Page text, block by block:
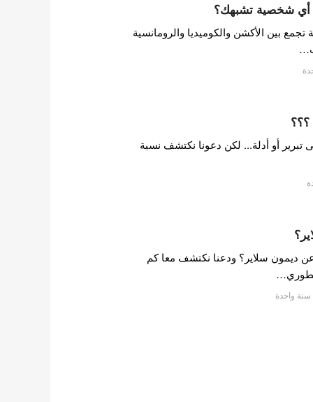
أي شخصية تشبهك؟
بين الأكشن والكوميديا والرومانسية
؟؟؟
تبرير أو أدلة... لكن دعونا نكتشف نسبة
سلاير؟ ودعنا نكتشف معا كم
سنة واحدة